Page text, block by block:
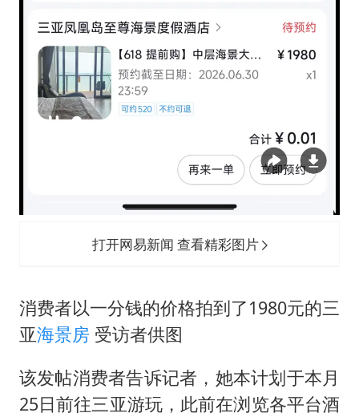
打开网易新闻 查看精彩图片
消费者以一分钱的价格拍到了1980元的三
亚海景房 受访者供图
该发帖消费者告诉记者，她本计划于本月
25日前往三亚游玩，此前在浏览各平台酒